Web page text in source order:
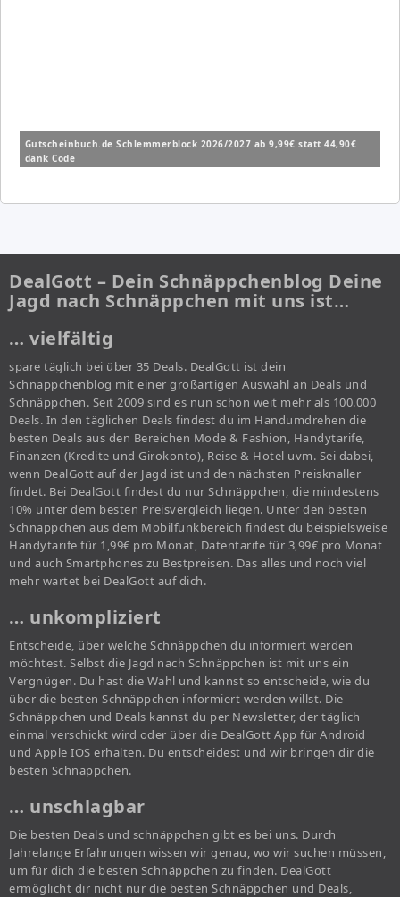
Gutscheinbuch.de Schlemmerblock 2026/2027 ab 9,99€ statt 44,90€
dank Code
DealGott – Dein Schnäppchenblog Deine
Jagd nach Schnäppchen mit uns ist…
… vielfältig
spare täglich bei über 35 Deals. DealGott ist dein
Schnäppchenblog mit einer großartigen Auswahl an Deals und
Schnäppchen. Seit 2009 sind es nun schon weit mehr als 100.000
Deals. In den täglichen Deals findest du im Handumdrehen die
besten Deals aus den Bereichen Mode & Fashion, Handytarife,
Finanzen (Kredite und Girokonto), Reise & Hotel uvm. Sei dabei,
wenn DealGott auf der Jagd ist und den nächsten Preisknaller
findet. Bei DealGott findest du nur Schnäppchen, die mindestens
10% unter dem besten Preisvergleich liegen. Unter den besten
Schnäppchen aus dem Mobilfunkbereich findest du beispielsweise
Handytarife für 1,99€ pro Monat, Datentarife für 3,99€ pro Monat
und auch Smartphones zu Bestpreisen. Das alles und noch viel
mehr wartet bei DealGott auf dich.
… unkompliziert
Entscheide, über welche Schnäppchen du informiert werden
möchtest. Selbst die Jagd nach Schnäppchen ist mit uns ein
Vergnügen. Du hast die Wahl und kannst so entscheide, wie du
über die besten Schnäppchen informiert werden willst. Die
Schnäppchen und Deals kannst du per Newsletter, der täglich
einmal verschickt wird oder über die DealGott App für Android
und Apple IOS erhalten. Du entscheidest und wir bringen dir die
besten Schnäppchen.
… unschlagbar
Die besten Deals und schnäppchen gibt es bei uns. Durch
Jahrelange Erfahrungen wissen wir genau, wo wir suchen müssen,
um für dich die besten Schnäppchen zu finden. DealGott
ermöglicht dir nicht nur die besten Schnäppchen und Deals,